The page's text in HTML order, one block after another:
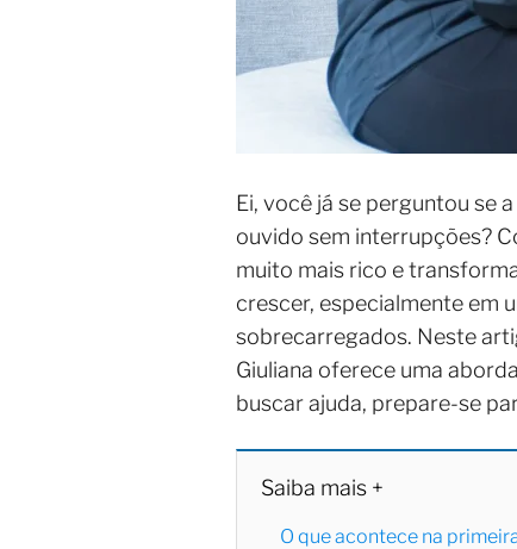
Ei, você já se perguntou se
ouvido sem interrupções?
muito mais rico e
crescer, especialmente em
sobrecarregados. Neste
Giuliana oferece uma
buscar ajuda, prepare-se
Saiba mais +
O que acontece na